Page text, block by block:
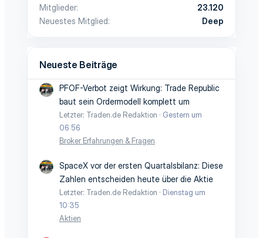
Mitglieder
23.120
Neuestes Mitglied
Deep
Neueste Beiträge
PFOF-Verbot zeigt Wirkung: Trade Republic
baut sein Ordermodell komplett um
Letzter: Traden.de Redaktion
Gestern um
06:56
Broker Erfahrungen & Fragen
SpaceX vor der ersten Quartalsbilanz: Diese
Zahlen entscheiden heute über die Aktie
Letzter: Traden.de Redaktion
Dienstag um
10:35
Aktien